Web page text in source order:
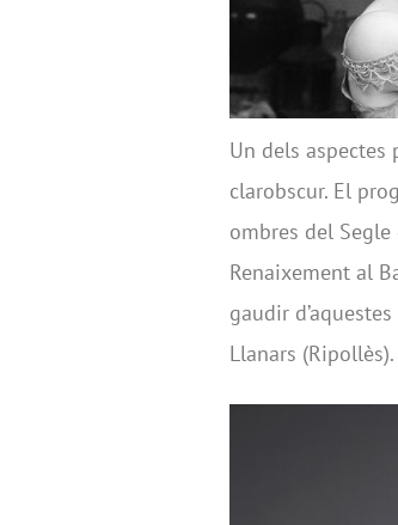
Un dels aspectes
clarobscur. El
ombres del Segle
Renaixement al
gaudir
Llanars (Ripollès).